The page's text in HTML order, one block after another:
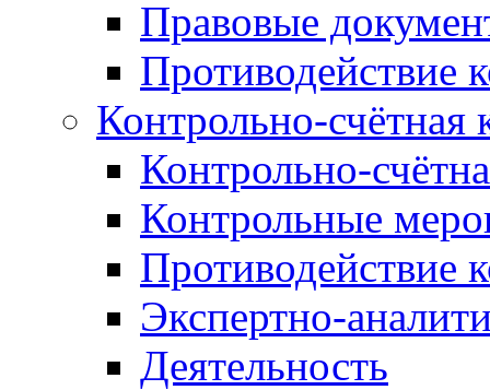
Правовые
Противодействие
Контрольно-счётная
Контрольно-
Контрольные
Противодействие
Экспертно-
Деятельность